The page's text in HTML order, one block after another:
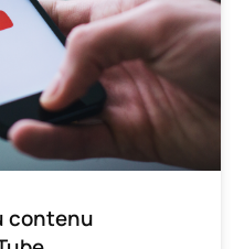
contenu